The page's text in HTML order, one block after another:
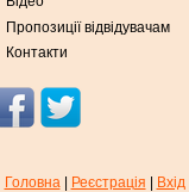
Пропозиції відвідувачам
Контакти
Головна| Реєстрація Вхід|